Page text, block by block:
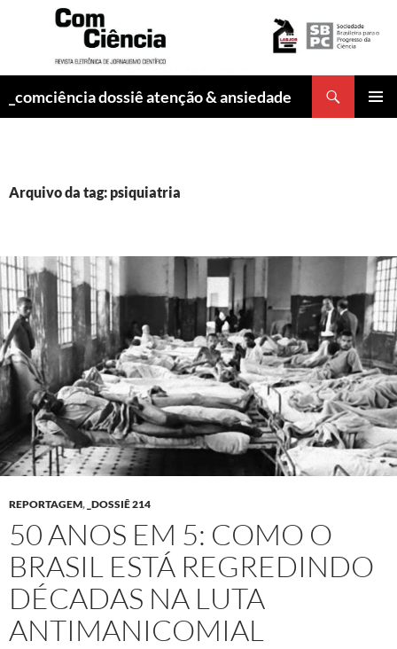
_comciência dossiê atenção & ansiedade
Arquivo da tag: psiquiatria
REPORTAGEM, _DOSSIÊ 214
50 ANOS EM 5: COMO O
BRASIL ESTÁ REGREDINDO
DÉCADAS NA LUTA
ANTIMANICOMIAL